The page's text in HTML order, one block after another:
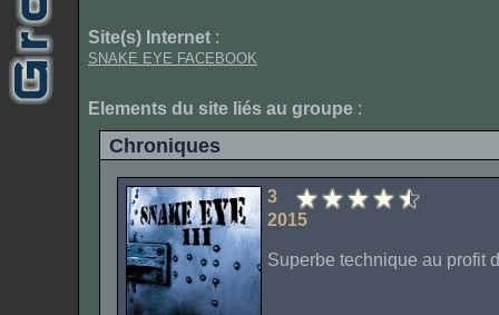
Site(s) Internet :
SNAKE EYE FACEBOOK
Elements du site liés au groupe :
Chroniques
3
2015
Superbe technique au profit